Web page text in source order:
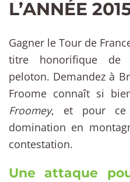
L’ANNÉE
Gagner le Tour de
titre honorifique de
peloton. Demandez à
Froome connaît si
Froomey, et pour ce
domination en
contestation.
Une attaque